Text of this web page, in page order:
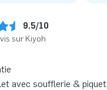
9.5/10
sur Kiyoh
avec soufflerie &